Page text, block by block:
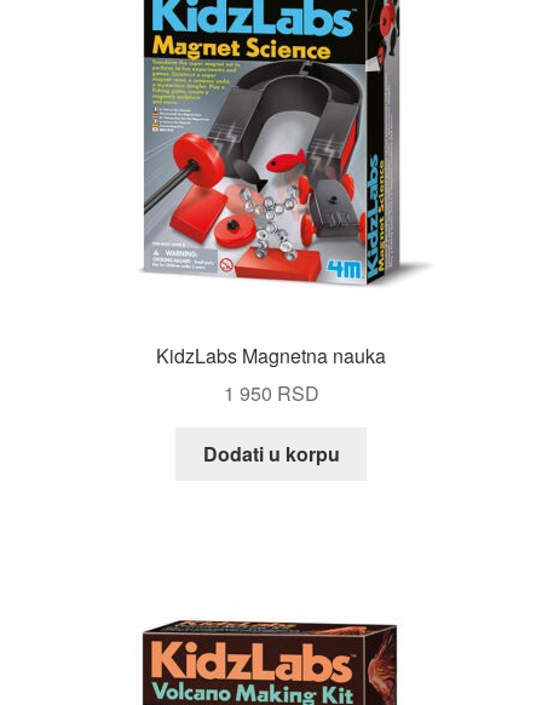
KidzLabs Magnetna nauka
1 950 RSD
Dodati u korpu